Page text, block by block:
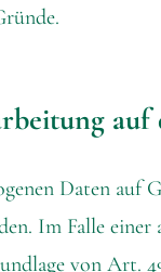
auf
Daten
Im Falle
von Art.